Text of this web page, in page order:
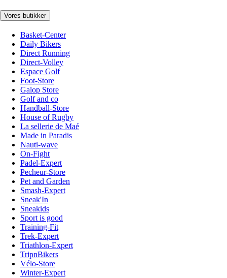
Vores butikker
Basket-Center
Daily Bikers
Direct Running
Direct-Volley
Espace Golf
Foot-Store
Galop Store
Golf and co
Handball-Store
House of Rugby
La sellerie de Maé
Made in Paradis
Nauti-wave
On-Fight
Padel-Expert
Pecheur-Store
Pet and Garden
Smash-Expert
Sneak'In
Sneakids
Sport is good
Training-Fit
Trek-Expert
Triathlon-Expert
TripnBikers
Vélo-Store
Winter-Expert